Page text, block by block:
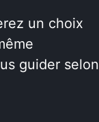
un choix
guider selon